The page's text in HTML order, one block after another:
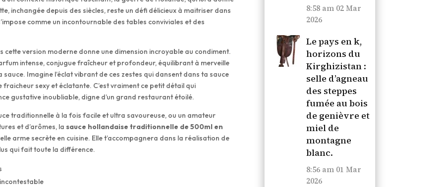
inchangée depuis des siècles, reste un défi délicieux à maitriser dans
comme un incontournable des tables conviviales et des
cette version moderne donne une dimension incroyable au condiment.
intense, conjugue fraîcheur et profondeur, équilibrant à merveille
Imagine l’éclat vibrant de ces zestes qui dansent dans ta sauce
sexy et éclatante. C’est vraiment ce petit détail qui
gustative inoubliable, digne d’un grand restaurant étoilé.
traditionnelle à la fois facile et ultra savoureuse, ou un amateur
et d’arômes, lasauce hollandaise traditionnelle de 500ml en
arme secrète en cuisine. Elle t’accompagnera dans la réalisation de
qui fait toute la différence.
8:58 am 02 Mar
2026
Le pays en k,
horizons du
Kirghizistan :
selle d’agneau
des steppes
fumée au bois
de genièvre et
miel de
montagne
blanc.
8:56 am 01 Mar
2026